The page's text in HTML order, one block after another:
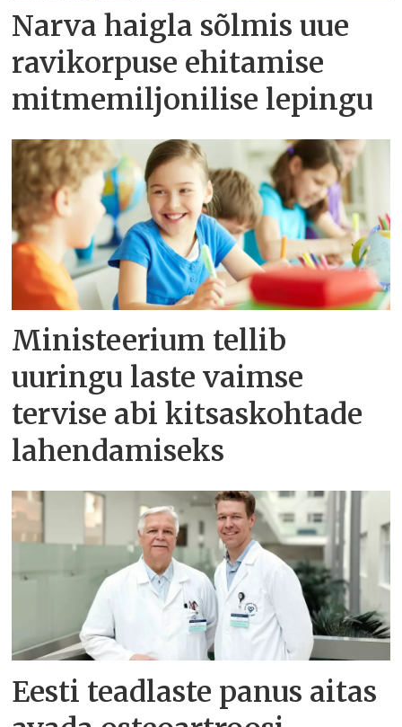
Narva haigla sõlmis uue
ravikorpuse ehitamise
mitmemiljonilise lepingu
Ministeerium tellib
uuringu laste vaimse
tervise abi kitsaskohtade
lahendamiseks
Eesti teadlaste panus aitas